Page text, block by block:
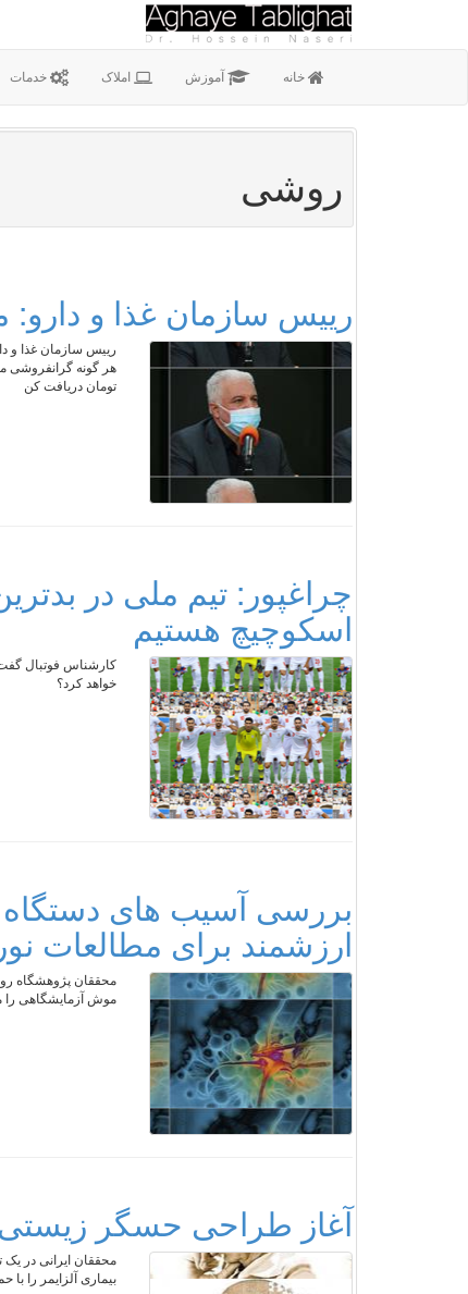
خانه آموزش املاک خدمات
روشی
رییس سازمان غذا و دارو: ماسک ۳لایه را بیشتر از ۱۳۰۰
رییس سازمان غذا و
تومان دریافت کن
چراغپور: تیم ملی در
اسکوچیچ هستیم
کارشناس فوتبال
خواهد کرد؟
بررسی آسیب های
ارزشمند برای مطالعات
محققان پژوهشگاه
موش آزمایشگاهی را
آغاز طراحی حسگر زیستی
محققان ایرانی در
بیماری آلزایمر را